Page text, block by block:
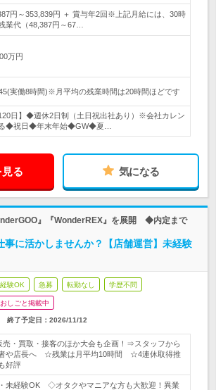
円～353,839円 ＋ 賞与年2回※上記月給には、30時
業代（48,387円～67…
万円
実働8時間)※月平均の残業時間は20時間ほどです
120日】◆週休2日制（土日祝出社あり）※会社カレン
る◆祝日◆年末年始◆GW◆夏…
る 気になる
』『WonderREX』を展開 ◆内定まで
事に活かしませんか？【店舗運営】未経験
験OK 急募 転勤なし 学歴不問
しごと掲載中
終了予定日： 2026/11/12
売・買取・接客のほか大会も企画！⇒スタッフから
や店長へ ☆残業は月平均10時間 ☆4連休取得推
好評
未経験OK ◇オタクやマニアな方も大歓迎！異業